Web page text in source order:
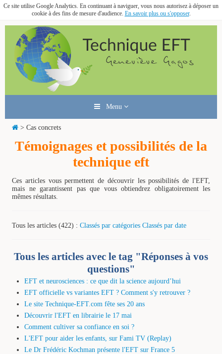
Ce site utilise Google Analytics. En continuant à naviguer, vous nous autorisez à déposer un
cookie à des fins de mesure d'audience. En savoir plus ou s'opposer.
Menu
> Cas concrets
Témoignages et possibilités de la
technique eft
Ces articles vous permettent de découvrir les possibilités de l'EFT,
mais ne garantissent pas que vous obtiendrez obligatoirement les
mêmes résultats.
Tous les articles (422) : Classés par catégories Classés par date
Tous les articles avec le tag "Réponses à vos
questions"
EFT et neurosciences : ce que dit la science aujourd’hui
EFT officielle vs variantes EFT ? Comment s'y retrouver ?
Le site Technique-EFT.com fête ses 20 ans
Découvrir l'EFT en librairie le 17 mai
Comment cultiver sa confiance en soi ?
L'EFT pour aider les enfants, sur Fami TV (Replay)
Le Dr Frédéric Kochman présente l'EFT sur France 5